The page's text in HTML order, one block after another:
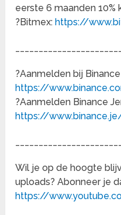
eerste 6 maanden
?Bitmex:https://
?Aanmelden bij
https://
?Aanmelden Binance
https://
Wil je op de hoogte
uploads? Abonneer je
https://